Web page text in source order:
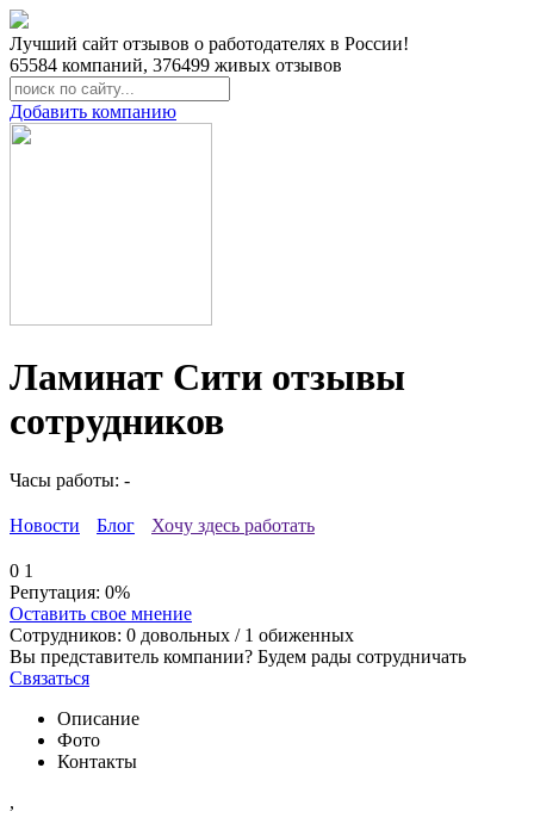
Лучший сайт отзывов о работодателях в России!
65584 компаний, 376499 живых отзывов
Добавить компанию
Ламинат Сити отзывы
сотрудников
Часы работы: -
Новости Блог Хочу здесь работать
0 1
Репутация: 0%
Оставить свое мнение
Сотрудников: 0 довольных / 1 обиженных
Вы представитель компании? Будем рады сотрудничать
Связаться
Описание
Фото
Контакты
,